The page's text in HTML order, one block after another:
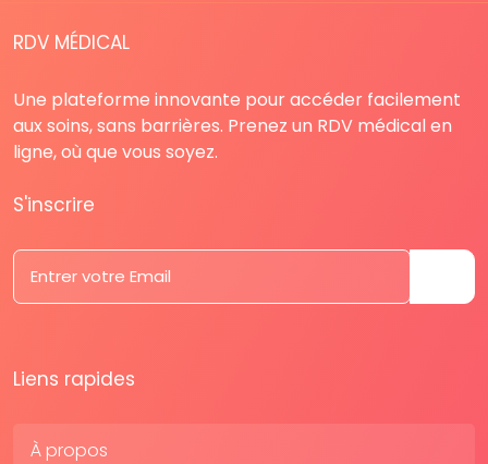
RDV MÉDICAL
Une plateforme innovante pour accéder facilement
aux soins, sans barrières. Prenez un RDV médical en
ligne, où que vous soyez.
S'inscrire
Liens rapides
À propos